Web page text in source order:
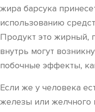
жира барсука
использованию
Продукт это жирный,
внутрь могут
побочные эффекты,
Если же у человека
железы или желчного